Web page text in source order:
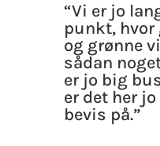
“Vi er jo
punkt,
og grønne
sådan
er jo big
er det her
bevis på​.”